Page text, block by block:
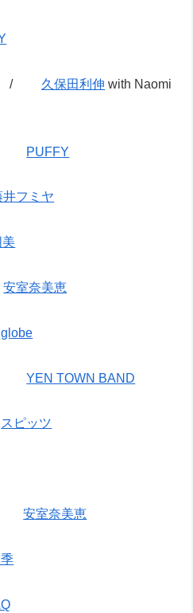
/ 久保田利伸 with Naomi
/ PUFFY
井フミヤ
安室奈美恵
globe
/YEN TOWN BAND
スピッツ
/安室奈美恵